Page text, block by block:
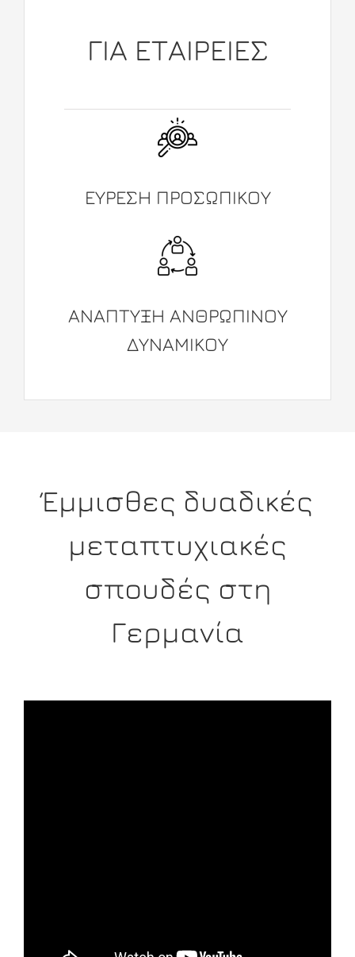
ΓΙΑ ETΑΙΡΕΙΕΣ
ΕΥΡΕΣΗ ΠΡΟΣΩΠΙΚΟΥ
ΑΝΑΠΤΥΞΗ ΑΝΘΡΩΠΙΝΟΥ
ΔΥΝΑΜΙΚΟΥ
Έμμισθες δυαδικές
μεταπτυχιακές
σπουδές στη
Γερμανία